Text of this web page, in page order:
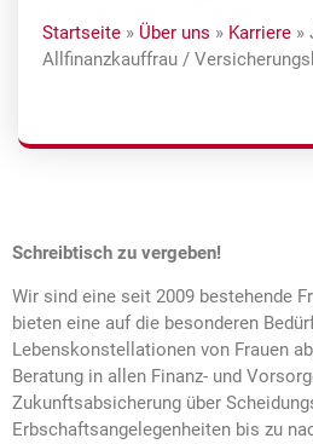
Startseite » Über uns » Karriere »
Allfinanzkauffrau /
Schreibtisch zu vergeben!
Wir sind eine seit 2009 bestehende
bieten eine auf die besonderen
Lebenskonstellationen von Frauen
Beratung in allen Finanz- und
Zukunftsabsicherung über
Erbschaftsangelegenheiten bis zu